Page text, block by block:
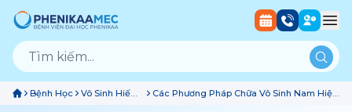
Bệnh Học
Vô Sinh Hiếm
Muộn
Các Phương Pháp Chữa Vô Sinh Nam Hiệu